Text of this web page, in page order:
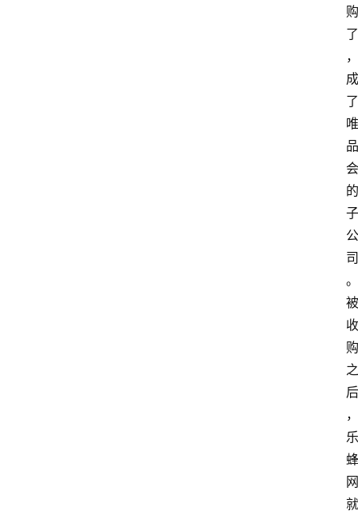
购
了
，
成
了
唯
品
会
的
子
公
司
。
被
收
购
之
后
，
乐
蜂
网
就